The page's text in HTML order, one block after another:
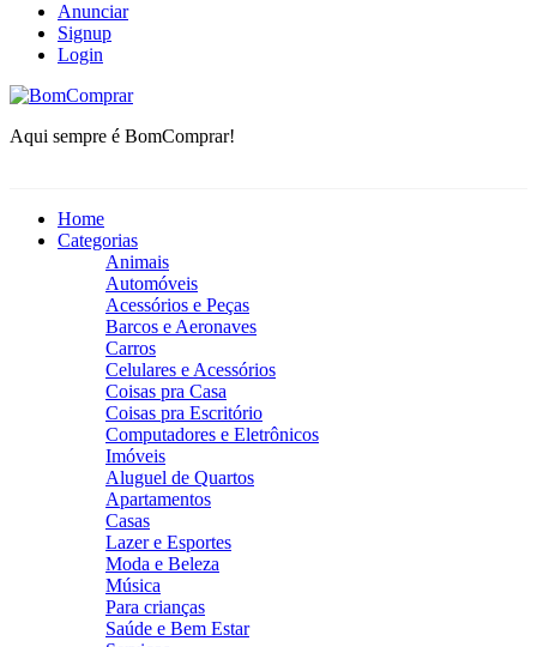
Anunciar
Signup
Login
BomComprar
Aqui sempre é BomComprar!
Home
Categorias
Animais
Automóveis
Acessórios e Peças
Barcos e Aeronaves
Carros
Celulares e Acessórios
Coisas pra Casa
Coisas pra Escritório
Computadores e Eletrônicos
Imóveis
Aluguel de Quartos
Apartamentos
Casas
Lazer e Esportes
Moda e Beleza
Música
Para crianças
Saúde e Bem Estar